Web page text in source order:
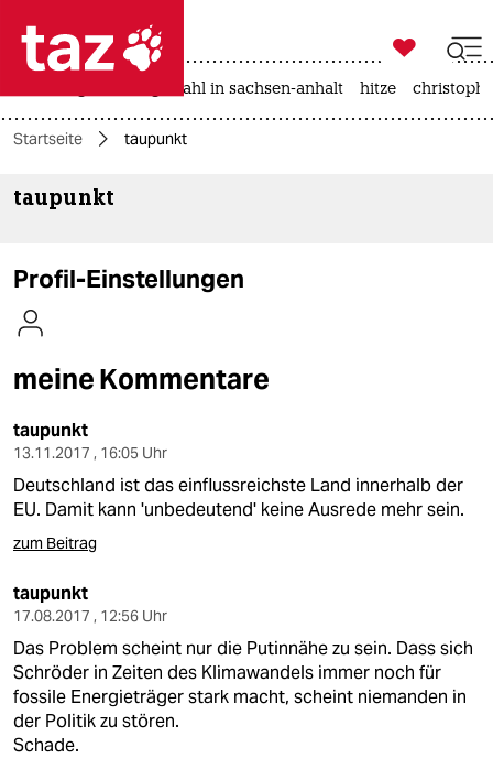
 taz zahl ich
themen
kultur
sport
berlin
nord
wahrheit
verlag
verlag
veranstaltungen

taz zahl ich
landtagswahl in sachsen-anhalt hitze
Startseite taupunkt
taupunkt
Profil-Einstellungen
meine Kommentare
taupunkt
13.11.2017 , 16:05 Uhr
Deutschland ist das einflussreichste Land innerhalb der
EU. Damit kann 'unbedeutend' keine Ausrede mehr sein.
zum Beitrag
taupunkt
17.08.2017 , 12:56 Uhr
Das Problem scheint nur die Putinnähe zu sein. Dass sich
Schröder in Zeiten des Klimawandels immer noch für
fossile Energieträger stark macht, scheint niemanden in
der Politik zu stören.
Schade.